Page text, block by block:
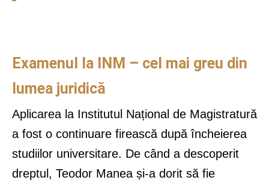
Examenul la INM – cel mai greu din
lumea juridică
Aplicarea la Institutul Național de Magistratură
a fost o continuare firească după încheierea
studiilor universitare. De când a descoperit
dreptul, Teodor Manea și-a dorit să fie